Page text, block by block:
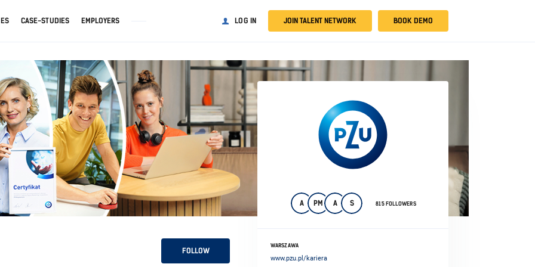
CASE-STUDIES EMPLOYERS LOG IN JOIN TALENT NETWORK BOOK DEMO
FOLLOW
A PM A S 815 FOLLOWERS
WARSZAWA
www.pzu.pl/kariera